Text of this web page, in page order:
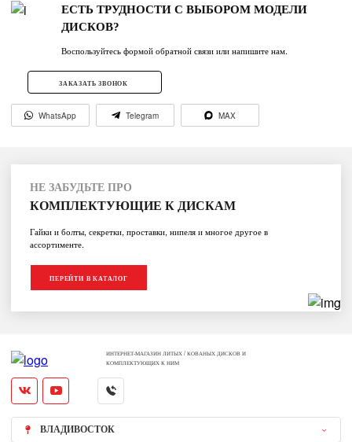
ЕСТЬ ТРУДНОСТИ С ВЫБОРОМ МОДЕЛИ
ДИСКОВ?
Воспользуйтесь формой обратной связи или напишите нам.
ЗАКАЗАТЬ ЗВОНОК
WhatsApp Telegram MAX
НЕ ЗАБУДЬТЕ ПРО
КОМПЛЕКТУЮЩИЕ К ДИСКАМ
Гайки и болты, секретки, проставки, нипеля и многое другое в
ассортименте.
ПЕРЕЙТИ В КАТАЛОГ
ИНТЕРНЕТ-МАГАЗИН ЛИТЫХ / КОВАНЫХ ДИСКОВ И
КОМПЛЕКТУЮЩИХ К НИМ
ВЛАДИВОСТОК